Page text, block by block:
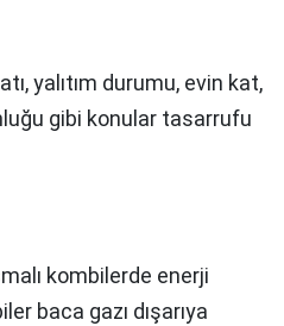
yalıtım durumu, evin kat,
gibi konular tasarrufu
kombilerde enerji
baca gazı dışarıya